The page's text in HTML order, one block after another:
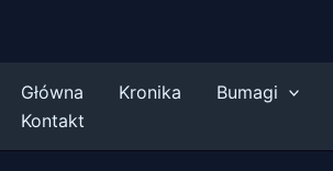
Główna Kronika Bumagi
Kontakt